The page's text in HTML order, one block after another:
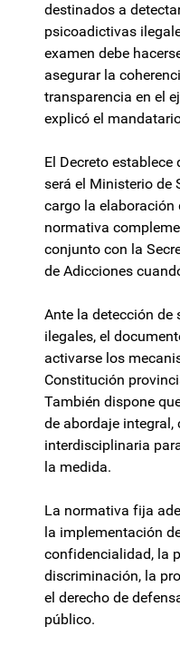
destinados a
psicoadictivas
examen debe
asegurar la
transparencia en el
explicó el
El Decreto
será el Ministerio de
cargo la elaboración
normativa
conjunto con la
de Adicciones
Ante la detección
ilegales, el
activarse los
Constitución
También dispone
de abordaje
interdisciplinaria
la medida.
La normativa fija
la implementación
confidencialidad, la
discriminación, la
el derecho de
público.